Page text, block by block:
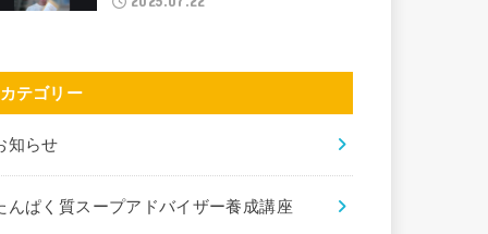
カテゴリー
知らせ
んぱく質スープアドバイザー養成講座